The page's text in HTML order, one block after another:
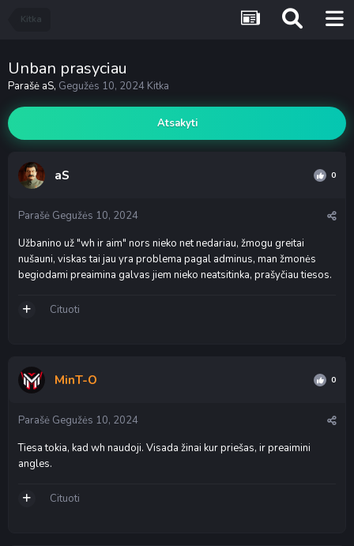
Kitka
Unban prasyciau
Parašė aS, Gegužės 10, 2024 Kitka
Atsakyti
aS 0
Parašė Gegužės 10, 2024
Užbanino už "wh ir aim" nors nieko net nedariau, žmogu greitai
nušauni, viskas tai jau yra problema pagal adminus, man žmonės
begiodami preaimina galvas jiem nieko neatsitinka, prašyčiau tiesos.
Cituoti
MinT-O 0
Parašė Gegužės 10, 2024
Tiesa tokia, kad wh naudoji. Visada žinai kur priešas, ir preaimini
angles.
Cituoti